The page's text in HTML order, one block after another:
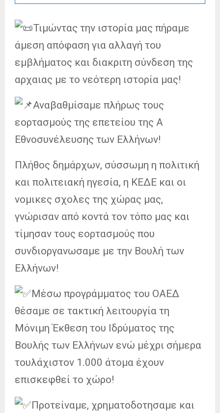
Τιμώντας την ιστορία μας πήραμε
άμεση απόφαση για αλλαγή του
εμβλήματος και διακριτη σύνδεση της
αρχαιας με το νεότερη ιστορία μας!
Αναβαθμίσαμε πλήρως τους
εορτασμούς της επετείου της Α
Εθνοσυνέλευσης των Ελλήνων!
Πλήθος δημάρχων, σύσσωμη η πολιτική
και πολιτειακή ηγεσία, η ΚΕΔΕ και οι
νομικες σχολες της χώρας μας,
γνώρισαν από κοντά τον τόπο μας και
τίμησαν τους εορτασμούς που
συνδιοργανωσαμε με την Βουλή των
Ελλήνων!
Μέσω προγράμματος του ΟΑΕΔ
θέσαμε σε τακτική λειτουργία τη
Μόνιμη Έκθεση του Ιδρύματος της
Βουλής των Ελλήνων ενώ μέχρι σήμερα
τουλάχιστον 1.000 άτομα έχουν
επισκεφθεί το χώρο!
Προτείναμε, χρηματοδοτησαμε και